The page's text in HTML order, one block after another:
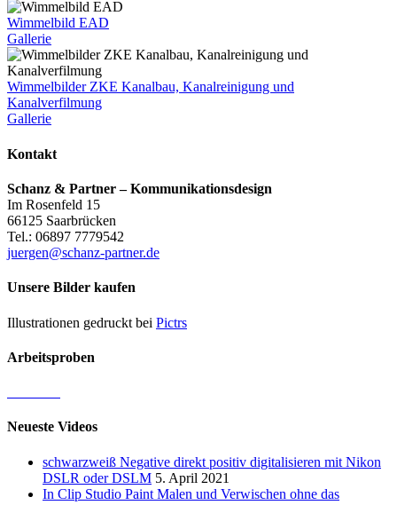
Wimmelbild EAD
Gallerie
Wimmelbilder ZKE Kanalbau, Kanalreinigung und
Kanalverfilmung
Gallerie
Kontakt
Schanz & Partner – Kommunikationsdesign
Im Rosenfeld 15
66125 Saarbrücken
Tel.: 06897 7779542
juergen@schanz-partner.de
Unsere Bilder kaufen
Illustrationen gedruckt bei Pictrs
Arbeitsproben
Neueste Videos
schwarzweiß Negative direkt positiv digitalisieren mit Nikon
DSLR oder DSLM 5. April 2021
In Clip Studio Paint Malen und Verwischen ohne das